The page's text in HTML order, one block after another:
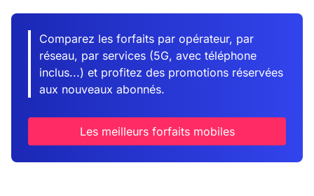
Comparez les forfaits par opérateur, par
réseau, par services (5G, avec téléphone
inclus...) et profitez des promotions réservées
aux nouveaux abonnés.
Les meilleurs forfaits mobiles